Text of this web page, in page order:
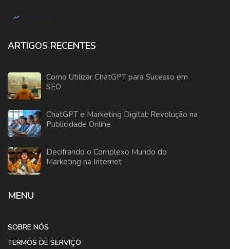
ARTIGOS RECENTES
Como Utilizar ChatGPT para Sucesso em
SEO
ChatGPT e Marketing Digital: Revolução na
Publicidade Online
Decifrando o Complexo Mundo do
Marketing na Internet
MENU
SOBRE NÓS
TERMOS DE SERVIÇO